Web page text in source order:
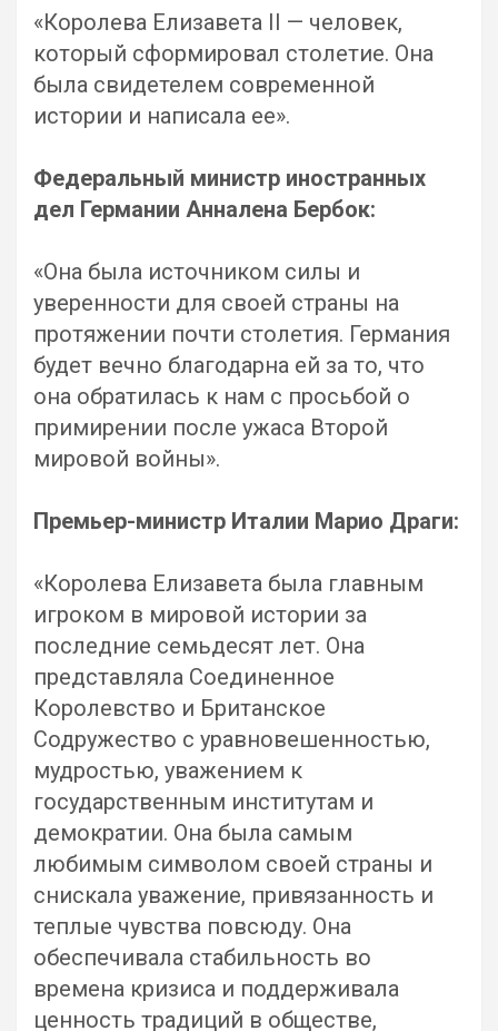
«Королева Елизавета II — человек,
который сформировал столетие. Она
была свидетелем современной
истории и написала ее».
Федеральный министр иностранных
дел Германии Анналена Бербок:
«Она была источником силы и
уверенности для своей страны на
протяжении почти столетия. Германия
будет вечно благодарна ей за то, что
она обратилась к нам с просьбой о
примирении после ужаса Второй
мировой войны».
Премьер-министр Италии Марио Драги:
«Королева Елизавета была главным
игроком в мировой истории за
последние семьдесят лет. Она
представляла Соединенное
Королевство и Британское
Содружество с уравновешенностью,
мудростью, уважением к
государственным институтам и
демократии. Она была самым
любимым символом своей страны и
снискала уважение, привязанность и
теплые чувства повсюду. Она
обеспечивала стабильность во
времена кризиса и поддерживала
ценность традиций в обществе,